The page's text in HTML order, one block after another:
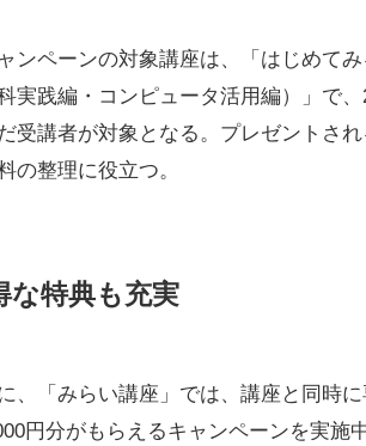
ンペーンの対象講座は、「はじめて
科実践編・コンピュータ活用編）」で
受講者が対象となる。プレゼントさ
の整理に役立つ。
な特典も充実
、「みらい講座」では、講座と同時
円分がもらえるキャンペーンを実